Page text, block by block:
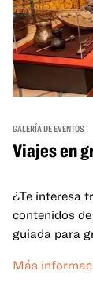
GALERÍA DE EVENTOS
Viajes en
¿Te interesa
contenidos
guiada para
mejor lo que
Más